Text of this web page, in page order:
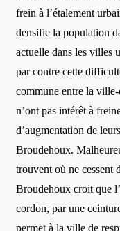
frein à l’étalement
densifie la population
actuelle dans les villes
par contre cette
commune entre la
n’ont pas intérêt à
d’augmentation de
Broudehoux.
trouvent où ne cessent
Broudehoux croit que
cordon, par une
permet à la ville de